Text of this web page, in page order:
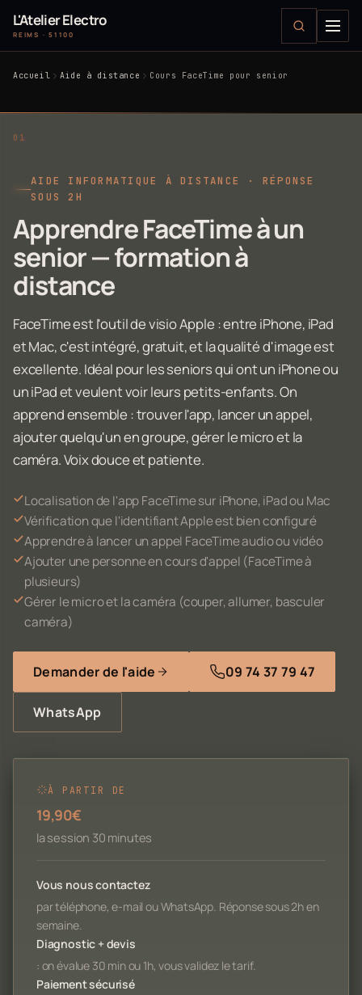
L'Atelier Electro
REIMS · 51100
Accueil Aide à distance Cours FaceTime pour senior
AIDE INFORMATIQUE À DISTANCE · RÉPONSE
SOUS 2H
Apprendre FaceTime à un
senior — formation à
distance
FaceTime est l'outil de visio Apple : entre iPhone, iPad
et Mac, c'est intégré, gratuit, et la qualité d'image est
excellente. Idéal pour les seniors qui ont un iPhone ou
un iPad et veulent voir leurs petits-enfants. On
apprend ensemble : trouver l'app, lancer un appel,
ajouter quelqu'un en groupe, gérer le micro et la
caméra. Voix douce et patiente.
Localisation de l'app FaceTime sur iPhone, iPad ou Mac
Vérification que l'identifiant Apple est bien configuré
Apprendre à lancer un appel FaceTime audio ou vidéo
Ajouter une personne en cours d'appel (FaceTime à
plusieurs)
Gérer le micro et la caméra (couper, allumer, basculer
caméra)
Demander de l'aide 09 74 37 79 47
WhatsApp
À PARTIR DE
19,90€
la session 30 minutes
Vous nous contactez
par téléphone, e-mail ou WhatsApp. Réponse sous 2h en
semaine.
Diagnostic + devis
: on évalue 30 min ou 1h, vous validez le tarif.
Paiement sécurisé